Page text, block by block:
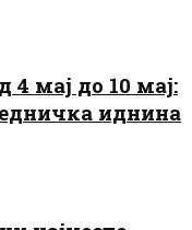
4 мај до 10 мај:
иднина